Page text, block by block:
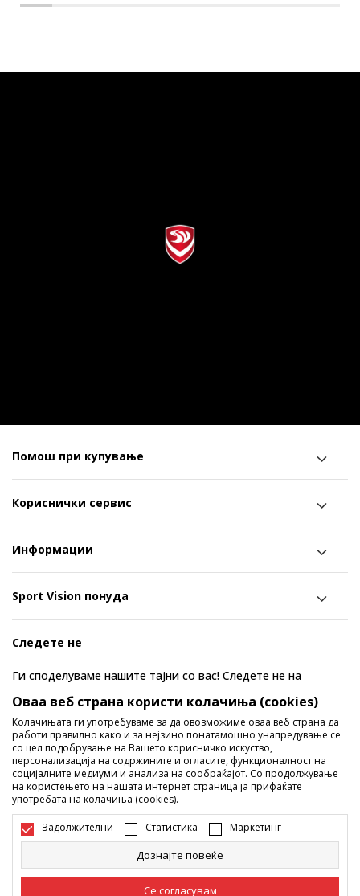
Помош при купување
Кориснички сервис
Информации
Sport Vision понуда
Следете не
Ги споделуваме нашите тајни со вас! Следете не на
социјалните мрежи и дознајте за попусти, промоции и
нови производи!
Македонија Промена
Оваа веб страна користи колачиња (cookies)
Колачињата ги употребуваме за да овозможиме оваа веб страна да
работи правилно како и за нејзино понатамошно унапредување се
со цел подобрување на Вашето корисничко искуство,
персонализација на содржините и огласите, функционалност на
социјалните медиуми и анализа на сообраќајот. Со продолжување
на користењето на нашата интернет страница ја прифаќате
употребата на колачиња (cookies).
Задолжителни Статистика Маркетинг
Дознајте повеќе
Се согласувам